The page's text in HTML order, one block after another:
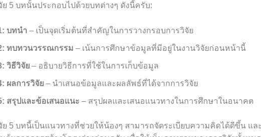
ย 5 บทนั้นประกอบไปด้วยบทต่างๆ ดังนี้ครับ:
บทนำ – เป็นจุดเริ่มต้นที่สำคัญในการวางกรอบการวิจัย
ทบทวนวรรณกรรม – เน้นการศึกษาข้อมูลที่มีอยู่ในงานวิจัยก่อนหน้านี้
วิธีวิจัย – อธิบายวิธีการที่ใช้ในการเก็บข้อมูล
ผลการวิจัย – นำเสนอข้อมูลและผลลัพธ์ที่ได้จากการวิจัย
สรุปและข้อเสนอแนะ – สรุปผลและเสนอแนวทางในการศึกษาในอนาคต
ย 5 บทนี้เป็นแนวทางที่ช่วยให้น้องๆ สามารถจัดระเบียบความคิดได้ดีขึ้น แ